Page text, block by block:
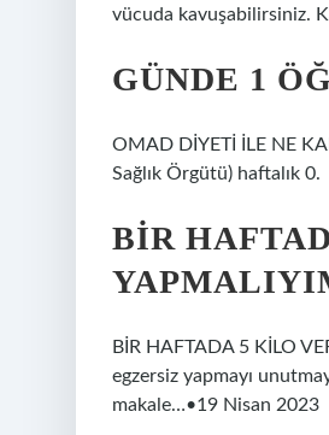
vücuda kavuşabilirsiniz.
GÜNDE 1
OMAD DİYETİ İLE NE
Sağlık Örgütü) haftalık 0.
BIR
BİR HAFTADA 5 KİLO
egzersiz yapmayı
makale…•19 Nisan 2023